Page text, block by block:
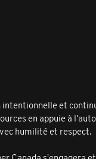
et
en appuie à
humilité et respect.